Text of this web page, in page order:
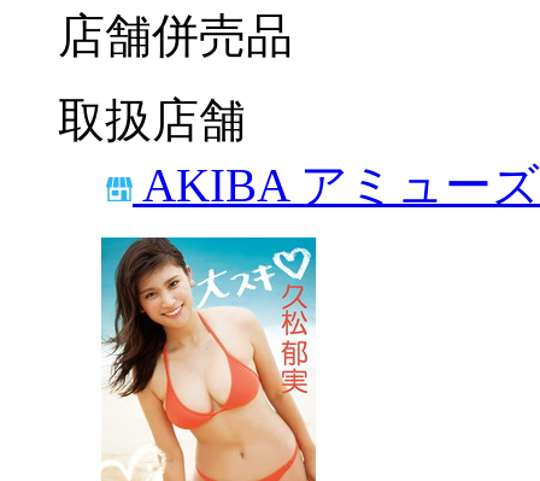
店舗併売品
取扱店舗
AKIBA アミュー